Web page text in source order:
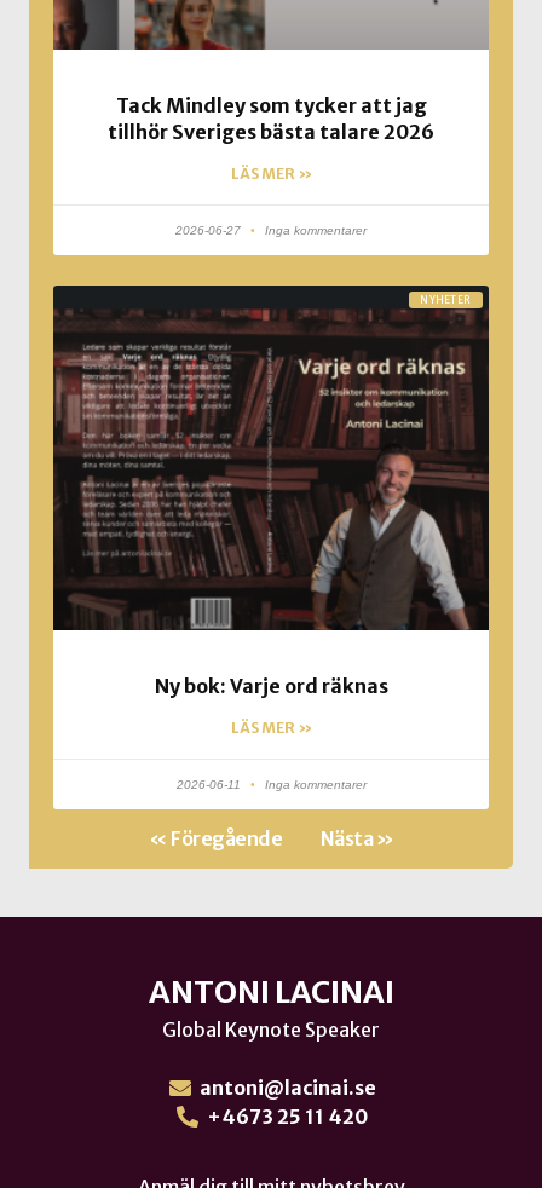
Tack Mindley som tycker att jag
tillhör Sveriges bästa talare 2026
LÄS MER »
2026-06-27 Inga kommentarer
NYHETER
Ny bok: Varje ord räknas
LÄS MER »
2026-06-11 Inga kommentarer
« Föregående Nästa »
ANTONI LACINAI
Global Keynote Speaker
antoni@lacinai.se
+4673 25 11 420